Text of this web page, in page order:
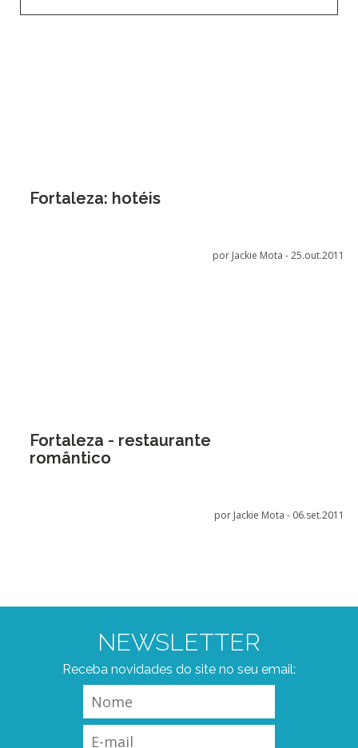
Fortaleza: hotéis
por Jackie Mota -25.out.2011
Fortaleza - restaurante
romântico
por Jackie Mota - 06.set.2011
NEWSLETTER
Receba novidades do site no seu email: